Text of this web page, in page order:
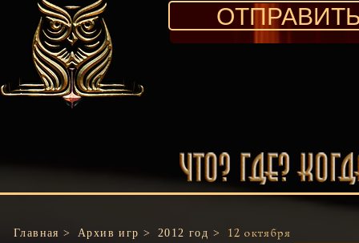
Главная > Архив игр > 2012 год > 12 октября